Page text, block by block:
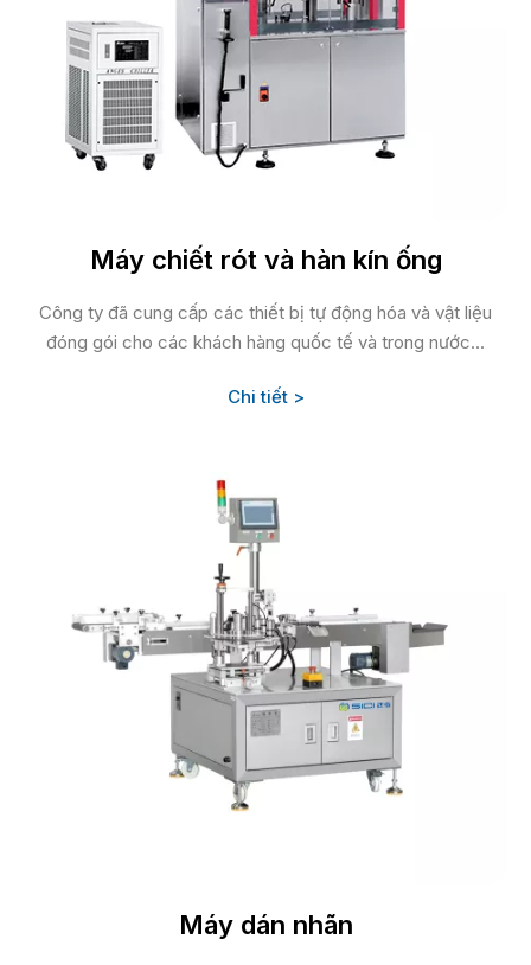
Máy chiết rót và hàn kín ống
Công ty đã cung cấp các thiết bị tự động hóa và vật liệu
đóng gói cho các khách hàng quốc tế và trong nước...
Chi tiết >
Máy dán nhãn